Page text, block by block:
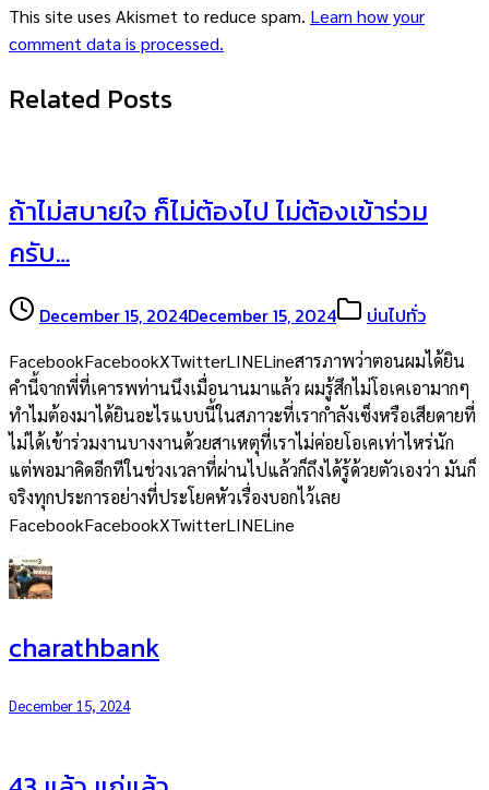
This site uses Akismet to reduce spam. Learn how your
comment data is processed.
Related Posts
ถ้าไม่สบายใจ ก็ไม่ต้องไป ไม่ต้องเข้าร่วม
ครับ…
December 15, 2024December 15, 2024 บ่นไปทั่ว
FacebookFacebookXTwitterLINELineสารภาพว่าตอนผมได้ยิน
คำนี้จากพี่ที่เคารพท่านนึงเมื่อนานมาแล้ว ผมรู้สึกไม่โอเคเอามากๆ
ทำไมต้องมาได้ยินอะไรแบบนี้ในสภาวะที่เรากำลังเซ็งหรือเสียดายที่
ไม่ได้เข้าร่วมงานบางงานด้วยสาเหตุที่เราไม่ค่อยโอเคเท่าไหร่นัก
แต่พอมาคิดอีกทีในช่วงเวลาที่ผ่านไปแล้วก็ถึงได้รู้ด้วยตัวเองว่า มันก็
จริงทุกประการอย่างที่ประโยคหัวเรื่องบอกไว้เลย
FacebookFacebookXTwitterLINELine
charathbank
December 15, 2024